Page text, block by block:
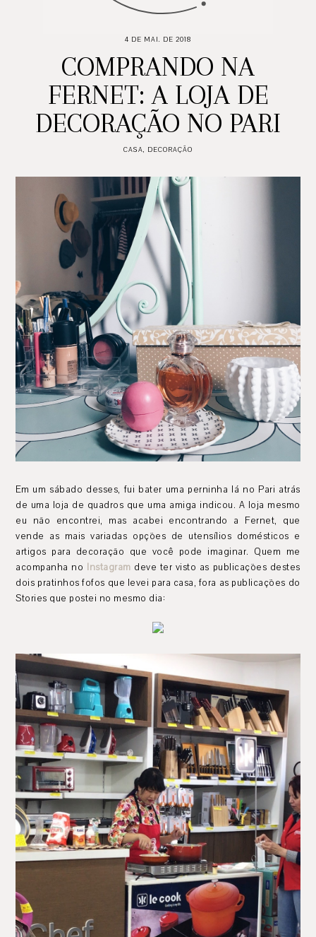
4 DE MAI. DE 2018
COMPRANDO NA
FERNET: A LOJA DE
DECORAÇÃO NO PARI
CASA, DECORAÇÃO
Em um sábado desses, fui bater uma perninha lá no Pari atrás
de uma loja de quadros que uma amiga indicou. A loja mesmo
eu não encontrei, mas acabei encontrando a Fernet, que
vende as mais variadas opções de utensílios domésticos e
artigos para decoração que você pode imaginar. Quem me
acompanha no Instagram deve ter visto as publicações destes
dois pratinhos fofos que levei para casa, fora as publicações do
Stories que postei no mesmo dia: